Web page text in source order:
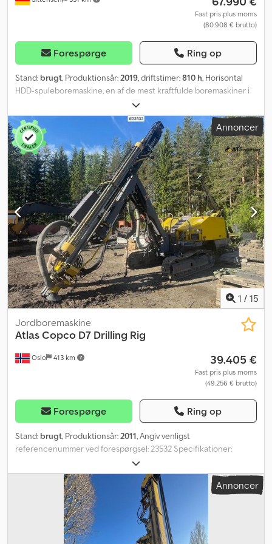
Fast pris plus moms
(80.908 € brutto)
Forespørge Ring op
Stand: brugt, Produktionsår:2019, driftstimer:810 h, Horisontal
HDD-spuleboremaskine, en af de mest kraftfulde boremaskiner i
4-tons klassen. Drevet af en 4-cylindret HATZ-dieselmotor,
borekraft 41,5 kN, indtrækskraft 41,5 kN, 26 stk. borestænger,
længde ca. 2000 mm, læggeradius 30 m, hydraulisk forankring,
højtrykspumpe fra FCM, type: E0413 HD, 95 liter, diameter på
pilotboringer: 60-110 mm. Køretøjet kan være forsynet med
reklamer og/eller skilte. SI86462 Vores tilbud er som
udgangspunkt uden ny synsgodkendelse (TÜV). Hvis en ny
synsgodkendelse ønskes, giver vi gerne et tilbud via vores
partnerværksteder! Køretøjet kan være forsynet med reklamer
og/eller skilte. Vores generelle leverings- og betalingsbetingelser
er gældende. Codpfxov N Suaj Ag Ajrf Vi udarbejder gerne et
finansierings- eller leasingtilbud til dig for denne maskine. Kontakt
os venligst!
Annoncer
1 / 15
Oslo 413 km
Jordboremaskine
Atlas Copco D7 Drilling Rig
39.405 €
Fast pris plus moms
(49.256 € brutto)
Forespørge Ring op
Stand: brugt, Produktionsår:2011, Angiv venligst
referencenummer ved forespørgsel: 23532 Specifikationer:
Årgang: 2011 Motortimer: ca. 10.400 168 kW 15.000 kg Undervogn
(se billeder) Dybdemåler fungerer Retningsinstrument Nye
glideskinner Kædebredde: ca. 33 cm Maskinbredde: ca. 245 cm
Støvopsamler Fjernbetjening Centralsmøring Beskrivelse: Atlas
Copco D7 boreudstyr fra 2011. Motoren behøver olie. Ikke alle
borestænger i magasinet følger med; maskinen leveres med to
borestænger. Hurtig levering mulig. Egenvægt: 15.000 Model: D7
Annoncer